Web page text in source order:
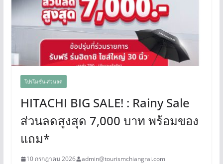
โปรโมชั่น-ส่วนลด
HITACHI BIG SALE! : Rainy Sale
ส่วนลดสูงสุด 7,000 บาท พร้อมของ
แถม*
10 กรกฎาคม 2026 admin@tourismchiangrai.com